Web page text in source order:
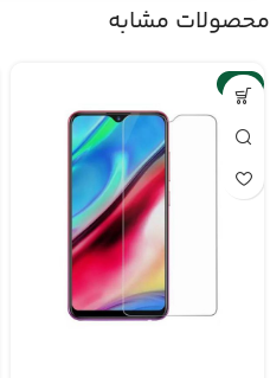
محصولات مشابه
-6%